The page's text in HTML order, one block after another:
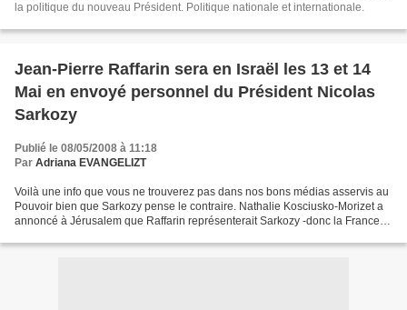
la politique du nouveau Président. Politique nationale et internationale.
Jean-Pierre Raffarin sera en Israël les 13 et 14
Mai en envoyé personnel du Président Nicolas
Sarkozy
Publié le 08/05/2008 à 11:18
Par Adriana EVANGELIZT
Voilà une info que vous ne trouverez pas dans nos bons médias asservis au
Pouvoir bien que Sarkozy pense le contraire. Nathalie Kosciusko-Morizet a
annoncé à Jérusalem que Raffarin représenterait Sarkozy -donc la France-